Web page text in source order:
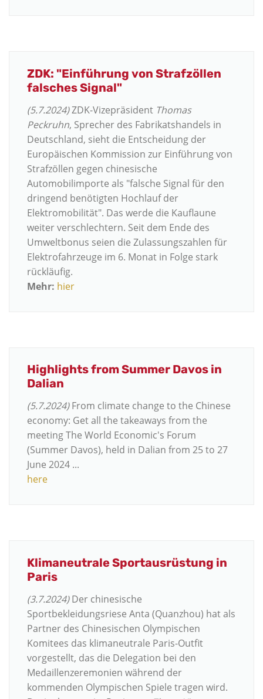
ZDK: "Einführung von Strafzöllen
falsches Signal"
(5.7.2024)ZDK-Vizepräsident Thomas
Peckruhn, Sprecher des Fabrikatshandels in
Deutschland, sieht die Entscheidung der
Europäischen Kommission zur Einführung von
Strafzöllen gegen chinesische
Automobilimporte als "falsche Signal für den
dringend benötigten Hochlauf der
Elektromobilität". Das werde die Kauflaune
weiter verschlechtern. Seit dem Ende des
Umweltbonus seien die Zulassungszahlen für
Elektrofahrzeuge im 6. Monat in Folge stark
rückläufig.
Mehr: hier
Highlights from Summer Davos in
Dalian
(5.7.2024)From climate change to the Chinese
economy: Get all the takeaways from the
meeting The World Economic's Forum
(Summer Davos), held in Dalian from 25 to 27
June 2024 ...
here
Klimaneutrale Sportausrüstung in
Paris
(3.7.2024)Der chinesische
Sportbekleidungsriese Anta (Quanzhou) hat als
Partner des Chinesischen Olympischen
Komitees das klimaneutrale Paris-Outfit
vorgestellt, das die Delegation bei den
Medaillenzeremonien während der
kommenden Olympischen Spiele tragen wird.